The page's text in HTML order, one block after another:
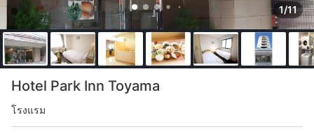
1/11
Hotel Park Inn Toyama
โรงแรม